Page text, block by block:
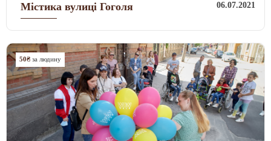
Містика вулиці Гоголя 06.07.2021
50₴ за людину